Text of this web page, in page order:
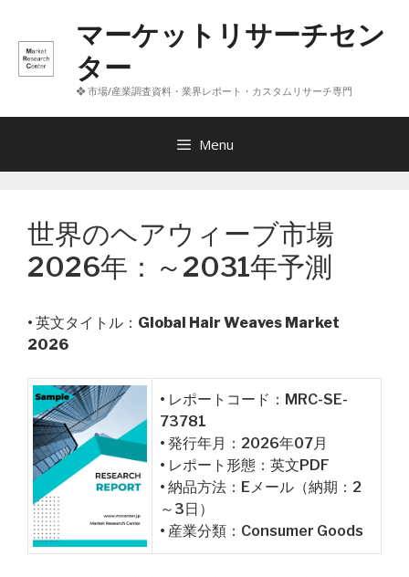
へ
マーケットリサーチセン
ター
❖ 市場/産業調査資料・業界レポート・カスタムリサーチ専門
Menu
世界のヘアウィーブ市場
2026年：～2031年予測
• 英文タイトル： Global Hair Weaves Market
2026
• レポートコード：MRC-SE-
73781
• 発行年月：2026年07月
• レポート形態：英文PDF
• 納品方法：Eメール（納期：2
～3日）
• 産業分類：Consumer Goods